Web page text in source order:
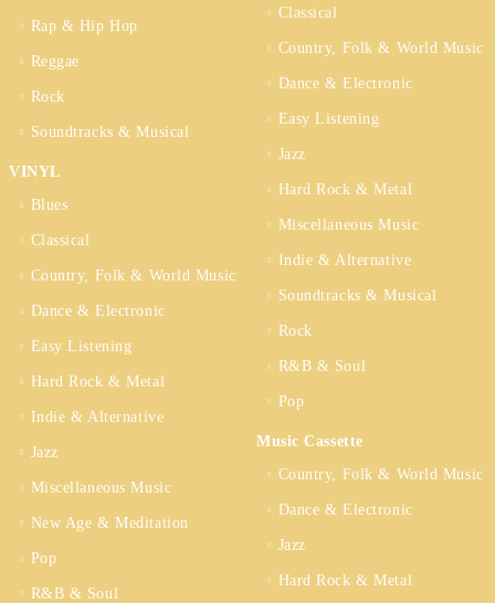
Rap & Hip Hop
Reggae
Rock
Soundtracks & Musical
VINYL
Blues
Classical
Country, Folk & World Music
Dance & Electronic
Easy Listening
Hard Rock & Metal
Indie & Alternative
Jazz
Miscellaneous Music
New Age & Meditation
Pop
R&B & Soul
Classical
Country, Folk & World Music
Dance & Electronic
Easy Listening
Jazz
Hard Rock & Metal
Miscellaneous Music
Indie & Alternative
Soundtracks & Musical
Rock
R&B & Soul
Pop
Music Cassette
Country, Folk & World Music
Dance & Electronic
Jazz
Hard Rock & Metal